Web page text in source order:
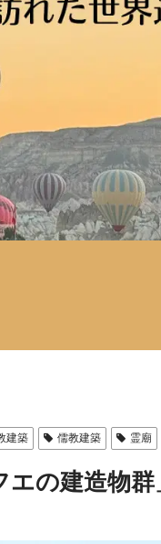
建築 儒教建築 霊廟
エの建造物